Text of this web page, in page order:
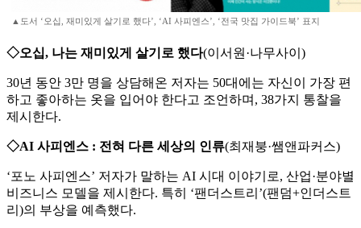
▲도서 ‘오십, 재미있게 살기로 했다’, ‘AI 사피엔스’, ‘전국 맛집 가이드북’ 표지
◇오십, 나는 재미있게 살기로 했다(이서원·나무사이)
30년 동안 3만 명을 상담해온 저자는 50대에는 자신이 가장 편
하고 좋아하는 옷을 입어야 한다고 조언하며, 38가지 통찰을
제시한다.
◇AI 사피엔스 : 전혀 다른 세상의 인류(최재붕·쌤앤파커스)
‘포노 사피엔스’ 저자가 말하는 AI 시대 이야기로, 산업·분야별
비즈니스 모델을 제시한다. 특히 ‘팬더스트리’(팬덤+인더스트
리)의 부상을 예측했다.